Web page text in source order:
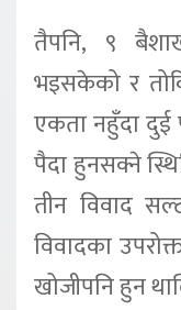
तैपनि, ९
भइसकेको र
एकता नहुँदा दुई
पैदा हुनसक्ने
तीन विवाद
विवादका
खोजीपनि हुन